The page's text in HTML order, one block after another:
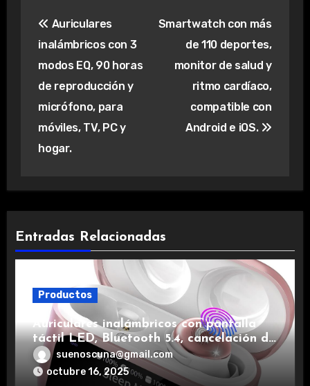
de
entradas
Auriculares
inalámbricos con 3
modos EQ, 90 horas
de reproducción y
micrófono, para
móviles, TV, PC y
hogar.
Smartwatch con más
de 110 deportes,
monitor de salud y
ritmo cardíaco,
compatible con
Android e iOS.
Entradas Relacionadas
Productos
Auriculares inalámbricos con pantalla
táctil LED, Bluetooth 5.4, cancelación de
ruido, impermeables y de larga duración.
suenoscuna@gmail.com
octubre 16, 2025